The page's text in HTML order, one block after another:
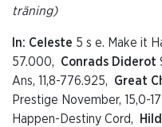
träning)
In: Celeste 5 s e. Make it
57.000, Conrads Diderot
Ans, 11,8-776.925, Great
Prestige November, 15,0-
Happen-Destiny Cord,